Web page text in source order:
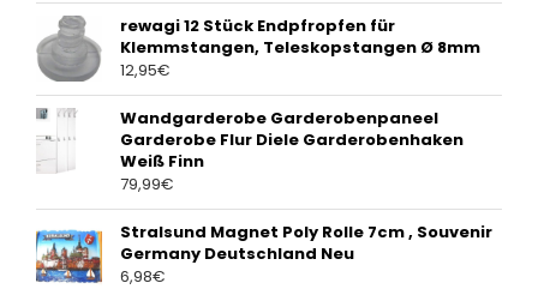
rewagi 12 Stück Endpfropfen für
Klemmstangen, Teleskopstangen Ø 8mm
12,95€
Wandgarderobe Garderobenpaneel
Garderobe Flur Diele Garderobenhaken
Weiß Finn
79,99€
Stralsund Magnet Poly Rolle 7cm , Souvenir
Germany Deutschland Neu
6,98€